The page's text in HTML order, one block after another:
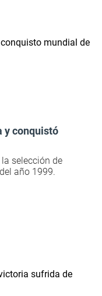
y conquistó
selección de
año 1999.